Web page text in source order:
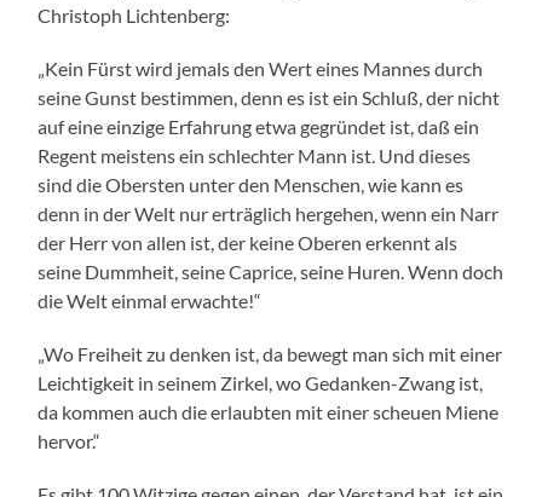
Christoph Lichtenberg:
„Kein Fürst wird jemals den Wert eines Mannes durch
seine Gunst bestimmen, denn es ist ein Schluß, der nicht
auf eine einzige Erfahrung etwa gegründet ist, daß ein
Regent meistens ein schlechter Mann ist. Und dieses
sind die Obersten unter den Menschen, wie kann es
denn in der Welt nur erträglich hergehen, wenn ein Narr
der Herr von allen ist, der keine Oberen erkennt als
seine Dummheit, seine Caprice, seine Huren. Wenn doch
die Welt einmal erwachte!“
„Wo Freiheit zu denken ist, da bewegt man sich mit einer
Leichtigkeit in seinem Zirkel, wo Gedanken-Zwang ist,
da kommen auch die erlaubten mit einer scheuen Miene
hervor.“